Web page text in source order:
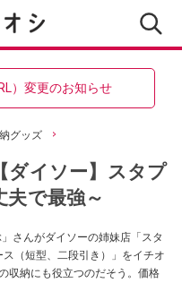
）変更のお知らせ
グッズ
ダイソー】スタプ
夫で最強～
さんがダイソーの姉妹店「スタ
（短型、二段引き）」をイチオ
収納にも役立つのだそう。価格